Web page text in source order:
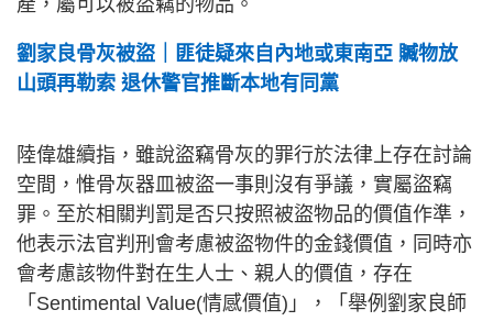
產，屬可以被盜竊的物品。
劉家良骨灰被盜｜匪徒疑來自內地或東南亞 贓物放
山頭再勒索 退休警官推斷本地有同黨
陸偉雄續指，雖說盜竊骨灰的罪行於法律上存在討論
空間，惟骨灰器皿被盜一事則沒有爭議，實屬盜竊
罪。至於相關判罰是否只按照被盜物品的價值作準，
他表示法官判刑會考慮被盜物件的金錢價值，同時亦
會考慮該物件對在生人士、親人的價值，存在
「Sentimental Value(情感價值)」，「舉例劉家良師